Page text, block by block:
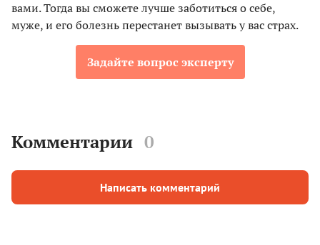
вами. Тогда вы сможете лучше заботиться о себе,
муже, и его болезнь перестанет вызывать у вас страх.
Задайте вопрос эксперту
Комментарии 0
Написать комментарий